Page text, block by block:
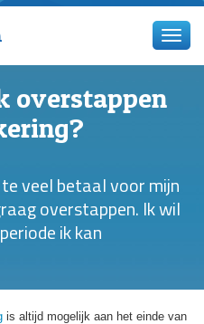
overstappen
te veel betaal voor mijn
overstappen. Ik wil
ik kan
is altijd mogelijk aan het einde van